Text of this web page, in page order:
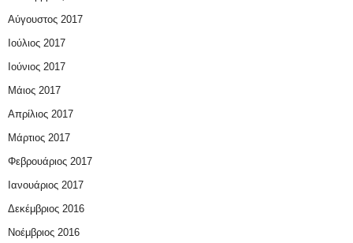
Αύγουστος 2017
Ιούλιος 2017
Ιούνιος 2017
Μάιος 2017
Απρίλιος 2017
Μάρτιος 2017
Φεβρουάριος 2017
Ιανουάριος 2017
Δεκέμβριος 2016
Νοέμβριος 2016